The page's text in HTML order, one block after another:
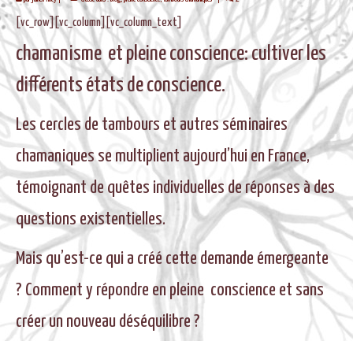
CADRES EN BOIS MASSIF POUR TAMBOURS
FORMATIONS
MUSIQUE DE BIEN-ETRE
AGENDA
CONTACT
BLOG
[vc_row][vc_column][vc_column_text]
chamanisme et pleine conscience: cultiver les
différents états de conscience.
Les cercles de tambours et autres séminaires
chamaniques se multiplient aujourd’hui en France,
témoignant de quêtes individuelles de réponses à des
questions existentielles.
Mais qu’est-ce qui a créé cette demande émergeante
? Comment y répondre en pleine conscience et sans
créer un nouveau déséquilibre ?